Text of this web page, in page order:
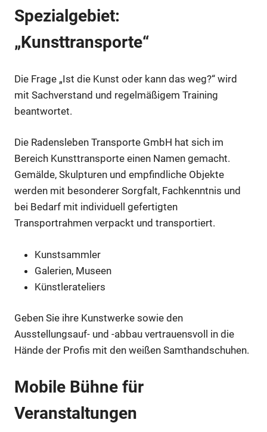
Spezialgebiet:
„Kunsttransporte“
Die Frage „Ist die Kunst oder kann das weg?“ wird
mit Sachverstand und regelmäßigem Training
beantwortet.
Die Radensleben Transporte GmbH hat sich im
Bereich Kunsttransporte einen Namen gemacht.
Gemälde, Skulpturen und empfindliche Objekte
werden mit besonderer Sorgfalt, Fachkenntnis und
bei Bedarf mit individuell gefertigten
Transportrahmen verpackt und transportiert.
Kunstsammler
Galerien, Museen
Künstlerateliers
Geben Sie ihre Kunstwerke sowie den
Ausstellungsauf- und -abbau vertrauensvoll in die
Hände der Profis mit den weißen Samthandschuhen.
Mobile Bühne für
Veranstaltungen